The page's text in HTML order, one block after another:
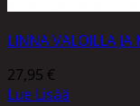
LINNA VALOILLA JA
27,95 €
Lue Lisää